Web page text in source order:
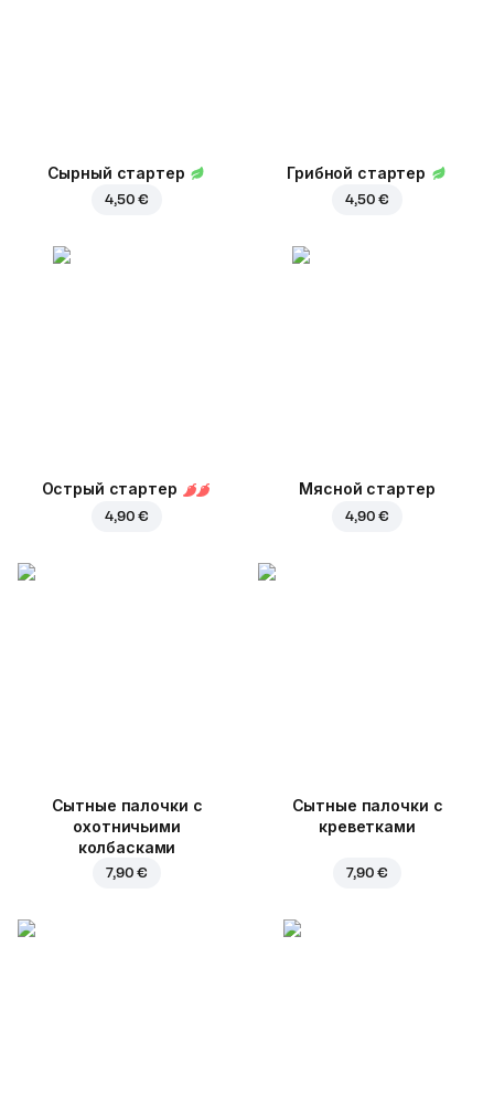
Сырный стартер
4,50 €
Грибной стартер
4,50 €
Острый стартер
4,90 €
Мясной стартер
4,90 €
Cытные палочки с
охотничьими
колбасками
7,90 €
Сытные палочки с
креветками
7,90 €